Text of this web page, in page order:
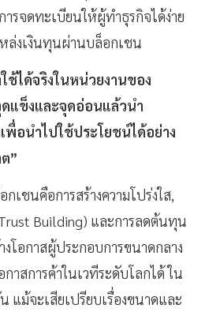
รจดทะเบียนให้ผู้ทำธุรกิจได้ง่าย
ล่งเงินทุนผ่านบล็อกเชน
ช้ได้จริงในหน่วยงานของ
แข็งและจุดอ่อนแล้วนำ
พื่อนำไปใช้ประโยชน์ได้อย่าง
”
เชนคือการสร้างความโปร่งใส,
Building) และการลดต้นทุน
โอกาสผู้ประกอบการขนาดกลาง
าสการค้าในเวทีระดับโลกได้ ใน
แม้จะเสียเปรียบเรื่องขนาดและ